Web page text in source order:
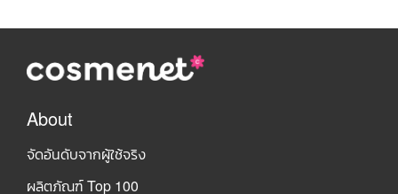
About
จัดอันดับจากผู้ใช้จริง
ผลิตภัณฑ์ Top 100